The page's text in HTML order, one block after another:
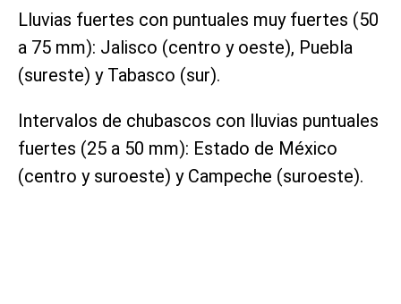
Lluvias fuertes con puntuales muy fuertes (50
a 75 mm): Jalisco (centro y oeste), Puebla
(sureste) y Tabasco (sur).
Intervalos de chubascos con lluvias puntuales
fuertes (25 a 50 mm): Estado de México
(centro y suroeste) y Campeche (suroeste).